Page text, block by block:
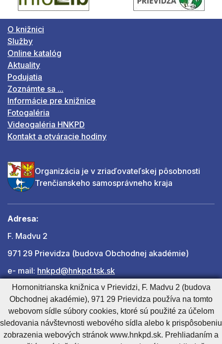
O knižnici
Služby
Online katalóg
Aktuality
Podujatia
Zoznámte sa ...
Informácie pre knižnice
Fotogaléria
Videogaléria HNKPD
Kontakt a otváracie hodiny
Organizácia je v zriaďovateľskej pôsobnosti
Trenčianskeho samosprávneho kraja
Adresa:
F. Madvu 2
971 29 Prievidza (budova Obchodnej akadémie)
e- mail: hnkpd@hnkpd.tsk.sk
Ďalšie kontakty
Cookies nastavenieCookies - viac informáciíVyhlásenie o prístupnosti
Hornonitrianska knižnica v Prievidzi, F. Madvu 2 (budova
Obchodnej akadémie), 971 29 Prievidza používa na tomto
webovom sídle súbory cookies, ktoré sú použité za účelom
sledovania návštevnosti webového sídla alebo k prispôsobeniu
zobrazenia webových stránok www.hnkpd.sk. Prehliadaním a